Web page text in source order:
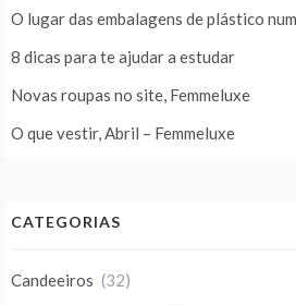
O lugar das embalagens de plástico
8 dicas para te ajudar a estudar
Novas roupas no site, Femmeluxe
O que vestir, Abril – Femmeluxe
CATEGORIAS
Candeeiros (32)